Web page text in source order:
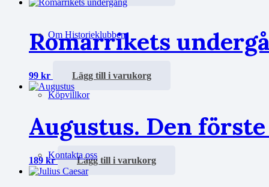
Om Historieklubben
Köpvillkor
Kontakta oss
Romarrikets
99 kr Lägg till i varukorg
Augustus. Den
189 kr Lägg till i varukorg